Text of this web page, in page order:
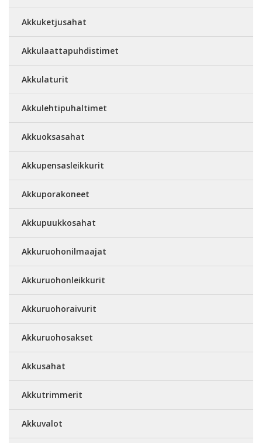
Akkuketjusahat
Akkulaattapuhdistimet
Akkulaturit
Akkulehtipuhaltimet
Akkuoksasahat
Akkupensasleikkurit
Akkuporakoneet
Akkupuukkosahat
Akkuruohonilmaajat
Akkuruohonleikkurit
Akkuruohoraivurit
Akkuruohosakset
Akkusahat
Akkutrimmerit
Akkuvalot